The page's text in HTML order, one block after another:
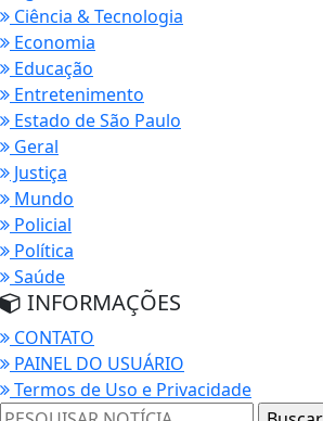
Ciência & Tecnologia
Economia
Educação
Entretenimento
Estado de São Paulo
Geral
Justiça
Mundo
Policial
Política
Saúde
INFORMAÇÕES
CONTATO
PAINEL DO USUÁRIO
Termos de Uso e Privacidade